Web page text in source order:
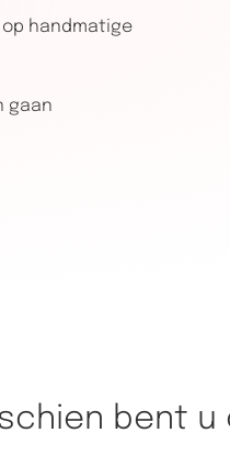
handmatige
gaan
bent